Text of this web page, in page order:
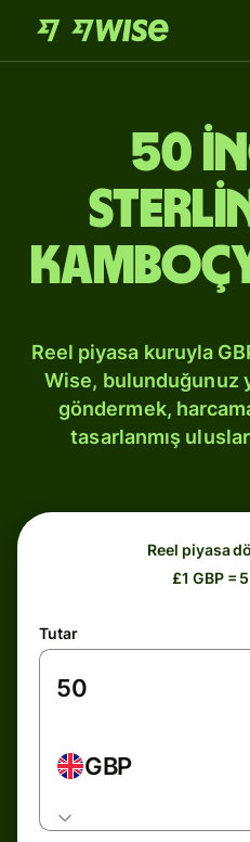
50
Reel piyasa kuruyla
Wise, bulunduğunuz
göndermek,
tasarlanmış
Reel piyasa
£1 GBP =
Tutar
GBP